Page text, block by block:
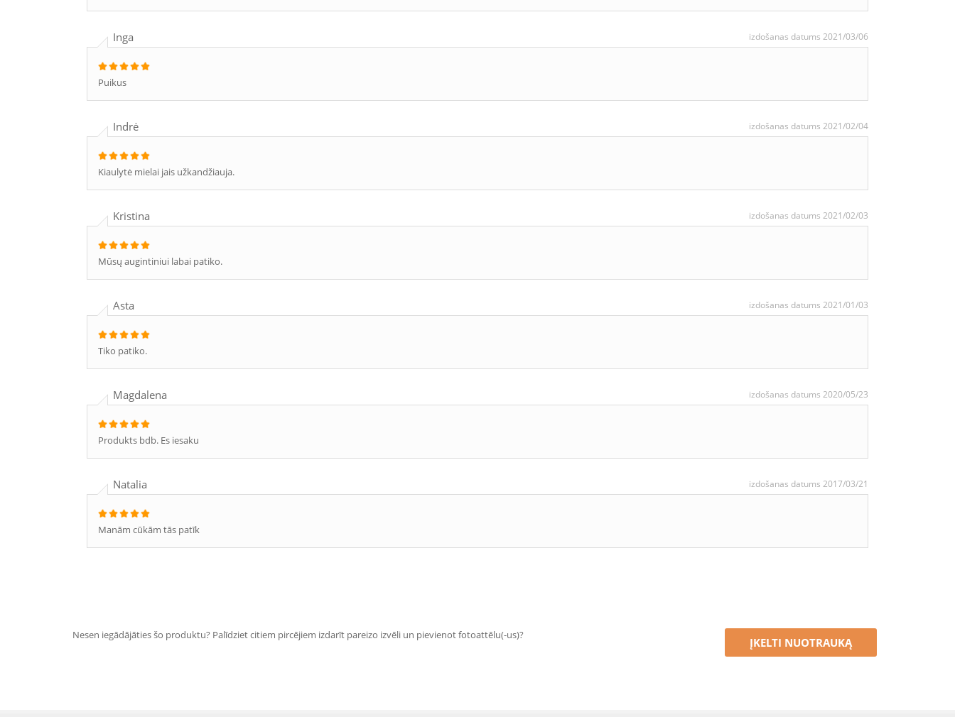
Inga izdošanas datums 2021/03/06
Puikus
Indrė izdošanas datums 2021/02/04
Kiaulytė mielai jais užkandžiauja.
Kristina izdošanas datums 2021/02/03
Mūsų augintiniui labai patiko.
Asta izdošanas datums 2021/01/03
Tiko patiko.
Magdalena izdošanas datums 2020/05/23
Produkts bdb. Es iesaku
Natalia izdošanas datums 2017/03/21
Manām cūkām tās patīk
Nesen iegādājāties šo produktu? Palīdziet citiem pircējiem izdarīt pareizo izvēli un pievienot fotoattēlu(-us)?
ĮKELTI NUOTRAUKĄ